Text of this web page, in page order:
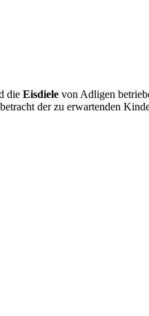
die Eisdiele von Adligen
der zu erwartenden